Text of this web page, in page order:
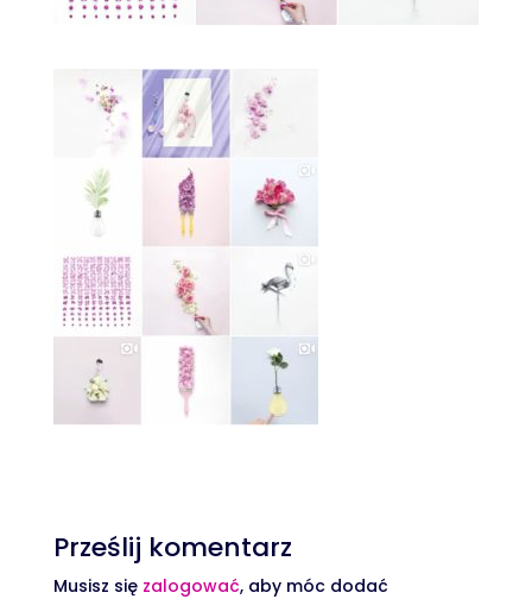
Prześlij komentarz
Musisz się zalogować, aby móc dodać